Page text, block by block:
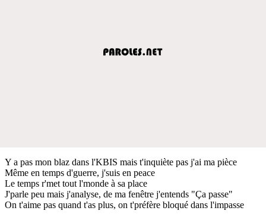
Y a pas mon blaz dans l'KBIS mais t'inquiète pas j'ai ma pièce
Même en temps d'guerre, j'suis en peace
Le temps r'met tout l'monde à sa place
J'parle peu mais j'analyse, de ma fenêtre j'entends "Ça passe"
On t'aime pas quand t'as plus, on t'préfère bloqué dans l'impasse